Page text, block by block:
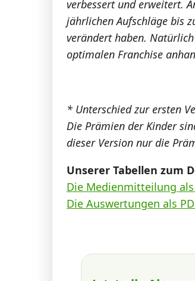
verbessert und erweitert.
jährlichen Aufschläge bis
verändert haben.
optimalen Franchise
* Unterschied zur ersten
Die Prämien der Kinder
dieser Version nur die
Unserer Tabellen zum
Die Medienmitteilung als
Die Auswertungen als